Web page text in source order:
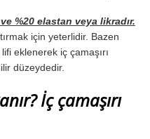
%20 elastan veya likradır.
için yeterlidir. Bazen
eklenerek iç çamaşırı
düzeydedir.
İç çamaşırı